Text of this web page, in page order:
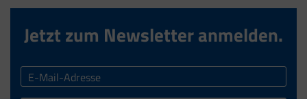
Jetzt zum Newsletter anmelden.